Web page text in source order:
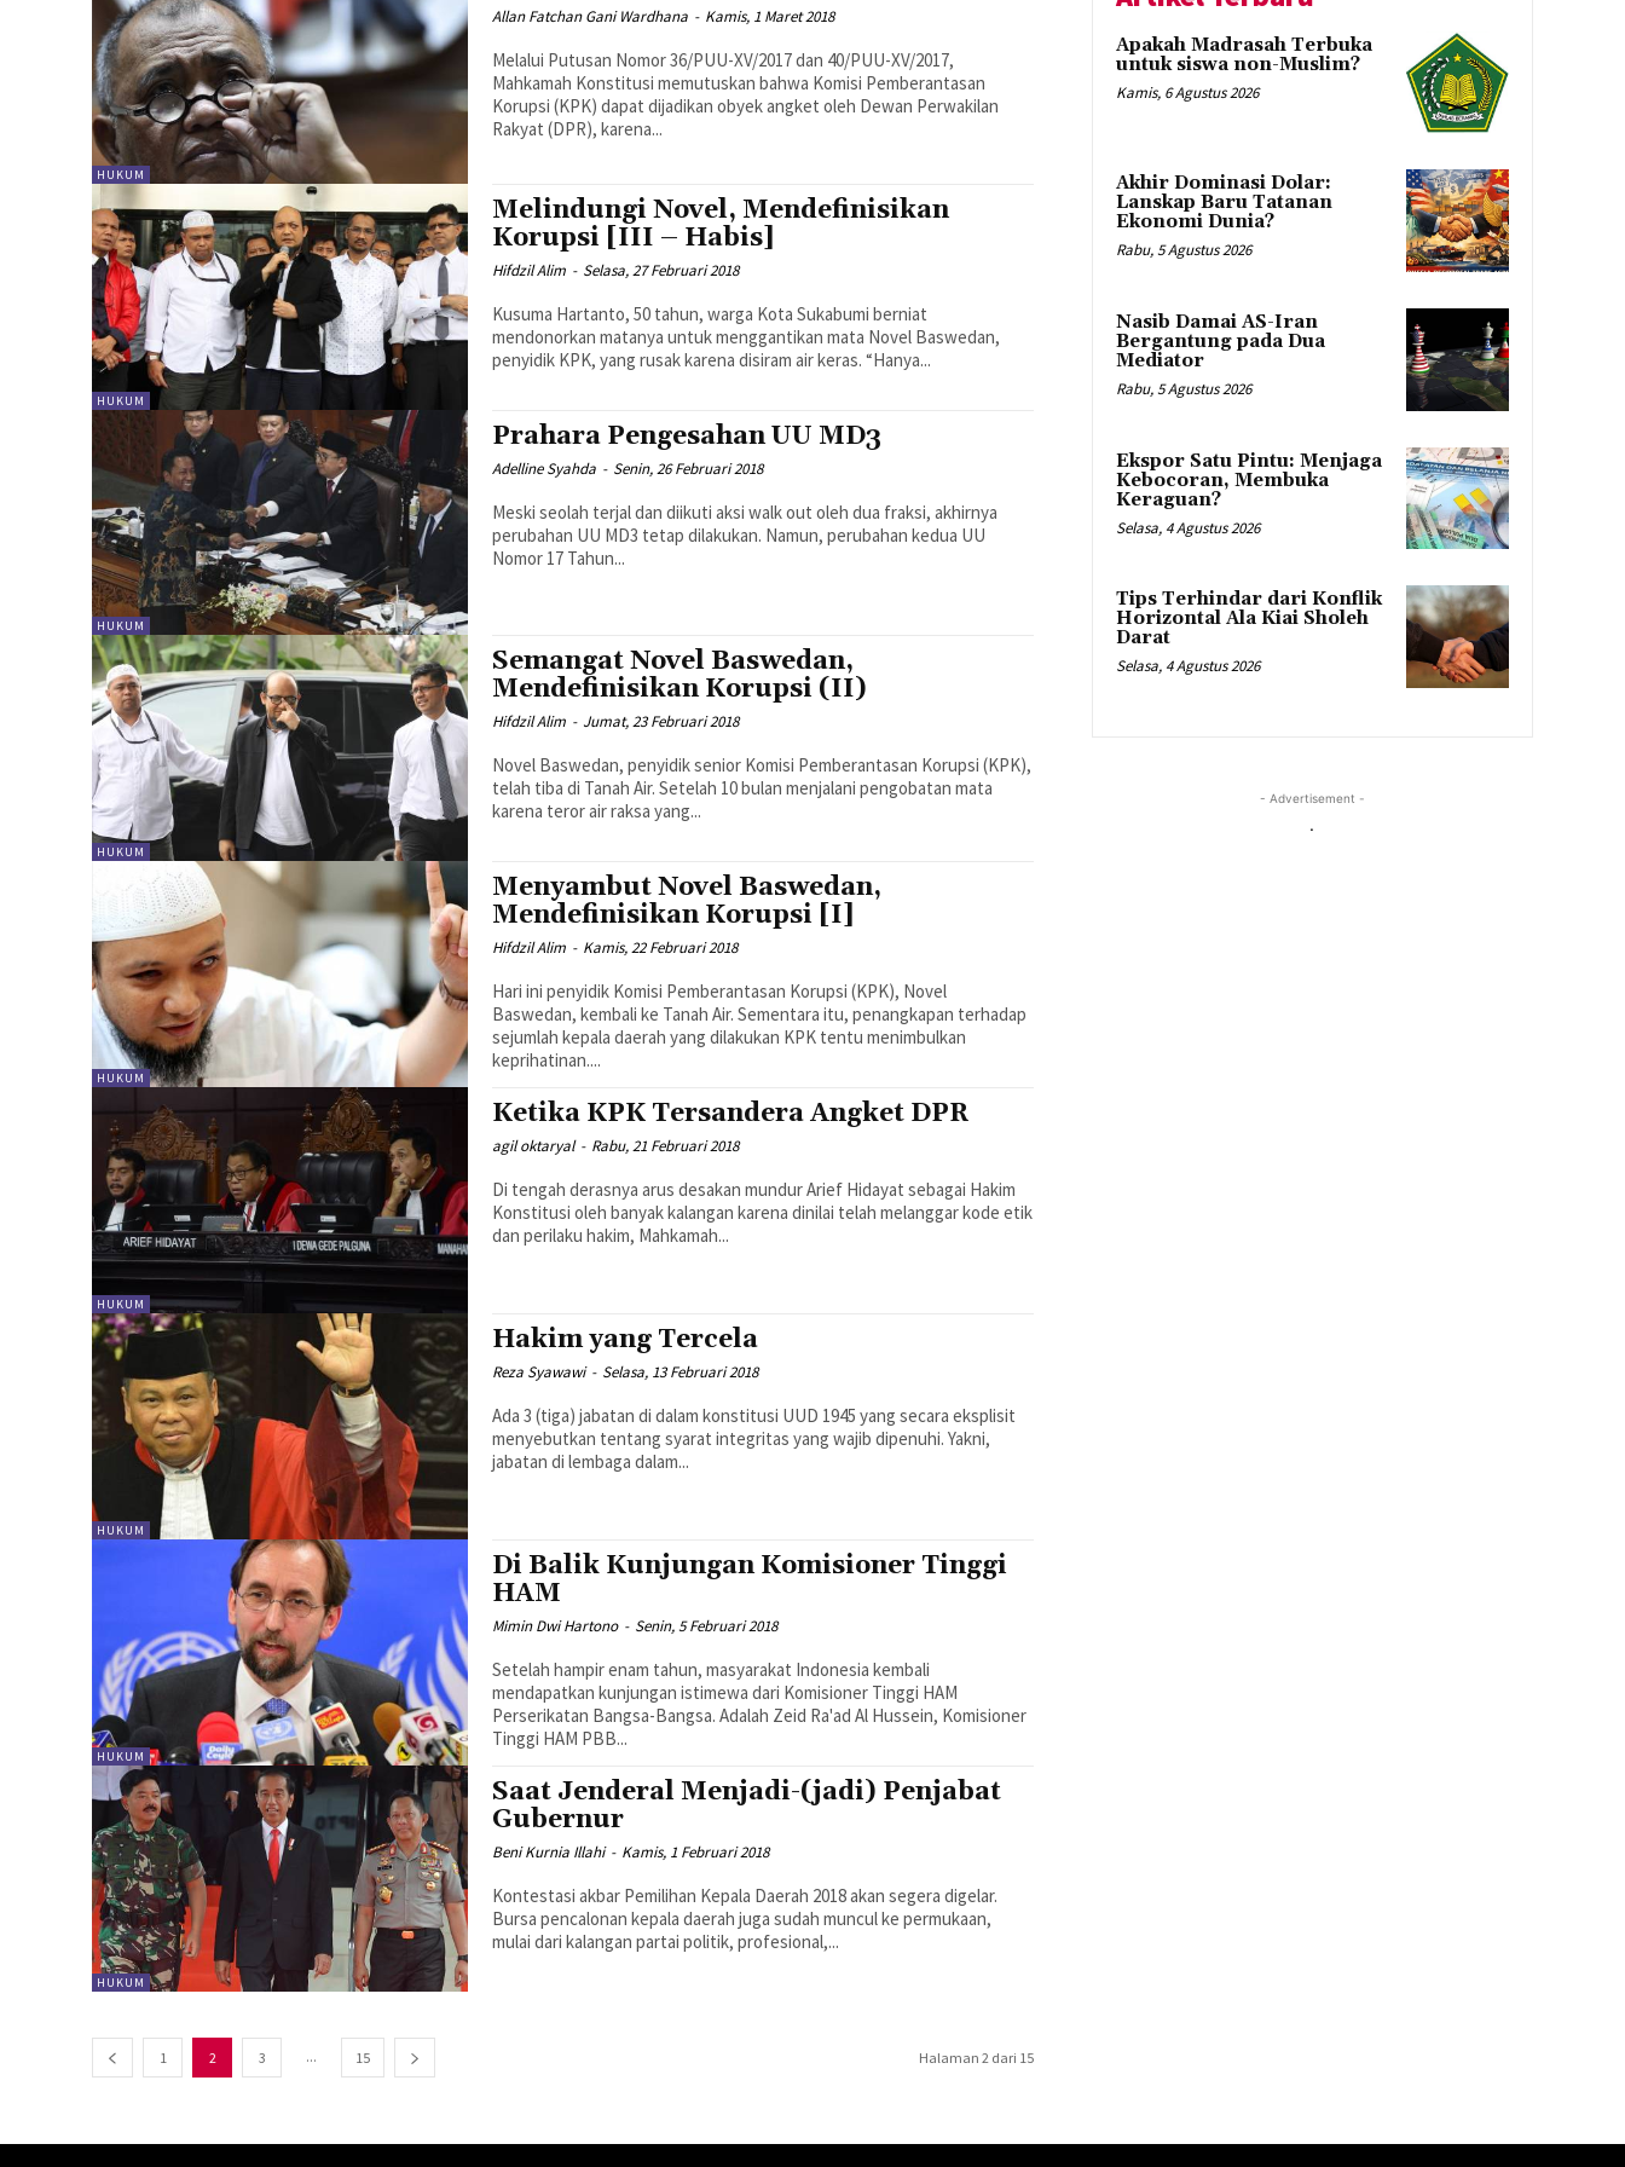
HUKUM
Allan Fatchan Gani Wardhana - Kamis, 1 Maret 2018
Melalui Putusan Nomor 36/PUU-XV/2017 dan 40/PUU-XV/2017,
Mahkamah Konstitusi memutuskan bahwa Komisi Pemberantasan
Korupsi (KPK) dapat dijadikan obyek angket oleh Dewan Perwakilan
Rakyat (DPR), karena...
HUKUM
Melindungi Novel, Mendefinisikan
Korupsi [III – Habis]
Hifdzil Alim - Selasa, 27 Februari 2018
Kusuma Hartanto, 50 tahun, warga Kota Sukabumi berniat
mendonorkan matanya untuk menggantikan mata Novel Baswedan,
penyidik KPK, yang rusak karena disiram air keras. “Hanya...
HUKUM
Prahara Pengesahan UU MD3
Adelline Syahda - Senin, 26 Februari 2018
Meski seolah terjal dan diikuti aksi walk out oleh dua fraksi, akhirnya
perubahan UU MD3 tetap dilakukan. Namun, perubahan kedua UU
Nomor 17 Tahun...
HUKUM
Semangat Novel Baswedan,
Mendefinisikan Korupsi (II)
Hifdzil Alim - Jumat, 23 Februari 2018
Novel Baswedan, penyidik senior Komisi Pemberantasan Korupsi (KPK),
telah tiba di Tanah Air. Setelah 10 bulan menjalani pengobatan mata
karena teror air raksa yang...
HUKUM
Menyambut Novel Baswedan,
Mendefinisikan Korupsi [I]
Hifdzil Alim - Kamis, 22 Februari 2018
Hari ini penyidik Komisi Pemberantasan Korupsi (KPK), Novel
Baswedan, kembali ke Tanah Air. Sementara itu, penangkapan terhadap
sejumlah kepala daerah yang dilakukan KPK tentu menimbulkan
keprihatinan....
HUKUM
Ketika KPK Tersandera Angket DPR
agil oktaryal - Rabu, 21 Februari 2018
Di tengah derasnya arus desakan mundur Arief Hidayat sebagai Hakim
Konstitusi oleh banyak kalangan karena dinilai telah melanggar kode etik
dan perilaku hakim, Mahkamah...
HUKUM
Hakim yang Tercela
Reza Syawawi - Selasa, 13 Februari 2018
Ada 3 (tiga) jabatan di dalam konstitusi UUD 1945 yang secara eksplisit
menyebutkan tentang syarat integritas yang wajib dipenuhi. Yakni,
jabatan di lembaga dalam...
HUKUM
Di Balik Kunjungan Komisioner Tinggi
HAM
Mimin Dwi Hartono - Senin, 5 Februari 2018
Setelah hampir enam tahun, masyarakat Indonesia kembali
mendapatkan kunjungan istimewa dari Komisioner Tinggi HAM
Perserikatan Bangsa-Bangsa. Adalah Zeid Ra'ad Al Hussein, Komisioner
Tinggi HAM PBB...
HUKUM
Saat Jenderal Menjadi-(jadi) Penjabat
Gubernur
Beni Kurnia Illahi - Kamis, 1 Februari 2018
Kontestasi akbar Pemilihan Kepala Daerah 2018 akan segera digelar.
Bursa pencalonan kepala daerah juga sudah muncul ke permukaan,
mulai dari kalangan partai politik, profesional,...
1 2 3 ... 15 Halaman 2 dari 15
Apakah Madrasah Terbuka
untuk siswa non-Muslim?
Kamis, 6 Agustus 2026
Akhir Dominasi Dolar:
Lanskap Baru Tatanan
Ekonomi Dunia?
Rabu, 5 Agustus 2026
Nasib Damai AS-Iran
Bergantung pada Dua
Mediator
Rabu, 5 Agustus 2026
Ekspor Satu Pintu: Menjaga
Kebocoran, Membuka
Keraguan?
Selasa, 4 Agustus 2026
Tips Terhindar dari Konflik
Horizontal Ala Kiai Sholeh
Darat
Selasa, 4 Agustus 2026
- Advertisement -
.